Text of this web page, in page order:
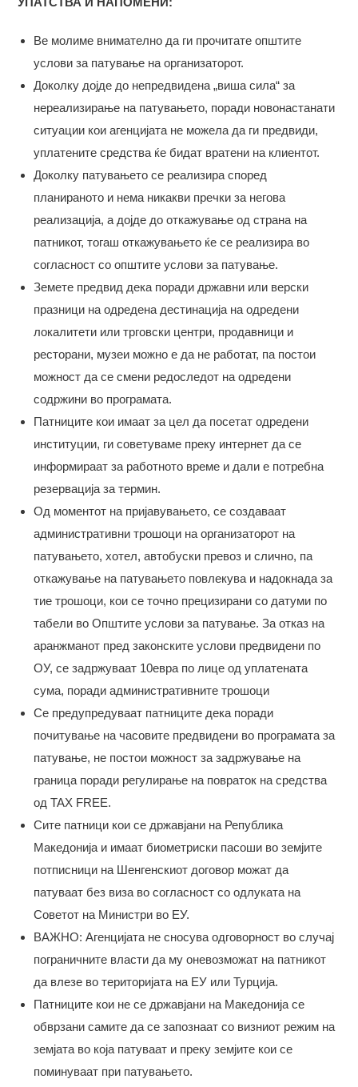
Ве молиме внимателно да ги прочитате општите
услови за патување на организаторот.
Доколку дојде до непредвидена „виша сила“ за
нереализирање на патувањето, поради новонастанати
ситуации кои агенцијата не можела да ги предвиди,
уплатените средства ќе бидат вратени на клиентот.
Доколку патувањето се реализира според
планираното и нема никакви пречки за негова
реализација, а дојде до откажување од страна на
патникот, тогаш откажувањето ќе се реализира во
согласност со општите услови за патување.
Земете предвид дека поради државни или верски
празници на одредена дестинација на одредени
локалитети или трговски центри, продавници и
ресторани, музеи можно е да не работат, па постои
можност да се смени редоследот на одредени
содржини во програмата.
Патниците кои имаат за цел да посетат одредени
институции, ги советуваме преку интернет да се
информираат за работното време и дали е потребна
резервација за термин.
Од моментот на пријавувањето, се создаваат
административни трошоци на организаторот на
патувањето, хотел, автобуски превоз и слично, па
откажување на патувањето повлекува и надокнада за
тие трошоци, кои се точно прецизирани со датуми по
табели во Општите услови за патување. За отказ на
аранжманот пред законските услови предвидени по
ОУ, се задржуваат 10евра по лице од уплатената
сума, поради административните трошоци
Се предупредуваат патниците дека поради
почитување на часовите предвидени во програмата за
патување, не постои можност за задржување на
граница поради регулирање на повраток на средства
од TAX FREE.
Сите патници кои се државјани на Република
Македонија и имаат биометриски пасоши во земјите
потписници на Шенгенскиот договор можат да
патуваат без виза во согласност со одлуката на
Советот на Министри во ЕУ.
ВАЖНО: Агенцијата не сносува одговорност во случај
пограничните власти да му оневозможат на патникот
да влезе во територијата на ЕУ или Турција.
Патниците кои не се државјани на Македонија се
обврзани самите да се запознаат со визниот режим на
земјата во која патуваат и преку земјите кои се
поминуваат при патувањето.